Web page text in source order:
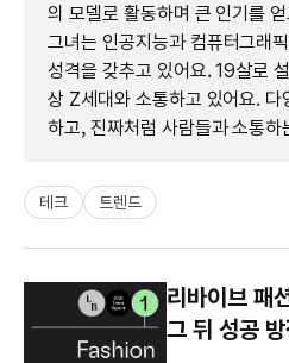
의 모델로 활동하며 큰 인기를
그녀는 인공지능과 컴퓨터그래
성격을 갖추고 있어요. 19살로
상 Z세대와 소통하고 있어요.
하고, 진짜처럼 사람들과 소통
테크 트렌드
리바이브 패
그 뒤 성공